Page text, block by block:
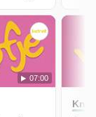
07:00